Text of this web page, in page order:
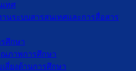
เทศ
นระบบสารสนเทศและการสื่อสาร
ศึกษา
ภาพการศึกษา
สี่ยงด้านการศึกษา